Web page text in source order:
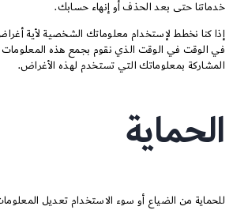
خدماتنا حتى بعد الحذف أو إنهاء حسابك.
إذا كنا نخطط لإستخدام معلوماتك الشخصية لأية
في الوقت في الوقت الذي نقوم بجمع هذه
المشاركة بمعلوماتك التي تستخدم لهذه الأغراض.
الحماية
للحماية من الضياع أو سوء الاستخدام تعديل